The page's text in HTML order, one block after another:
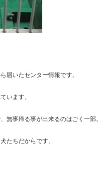
届いたセンター情報です。
います。
無事帰る事が出来るのはごく一部
たちだからです。